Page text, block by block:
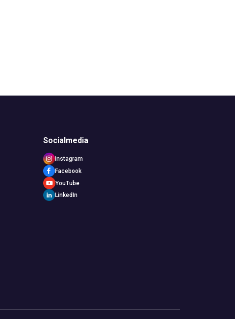
Socialmedia
Instagram
Facebook
YouTube
LinkedIn